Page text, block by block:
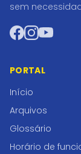
sem
Facebook
Instagram
PORTAL
Início
Arquivos
Glossário
Horário de